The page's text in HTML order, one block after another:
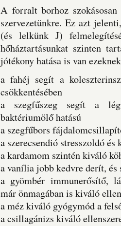
A forralt borhoz
szervezetünkre. Ez azt
(és lelkünk J)
hőháztartásunkat szinten
jótékony hatása is van
a fahéj segít a
csökkentésében
a szegfűszeg segít a
baktériumölő hatású
a szegfűbors
a szerecsendió stresszoldó
a kardamom szintén kiváló
a vanília jobb kedvre derít, és
a gyömbér immunerősítő,
már önmagában is kiváló
a méz kiváló gyógymód a
a csillagánizs kiváló